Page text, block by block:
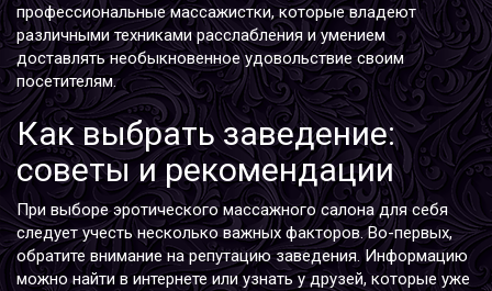
профессиональные массажистки, которые владеют
различными техниками расслабления и умением
доставлять необыкновенное удовольствие своим
посетителям.
Как выбрать заведение:
советы и рекомендации
При выборе эротического массажного салона для себя
следует учесть несколько важных факторов. Во-первых,
обратите внимание на репутацию заведения. Информацию
можно найти в интернете или узнать у друзей, которые уже